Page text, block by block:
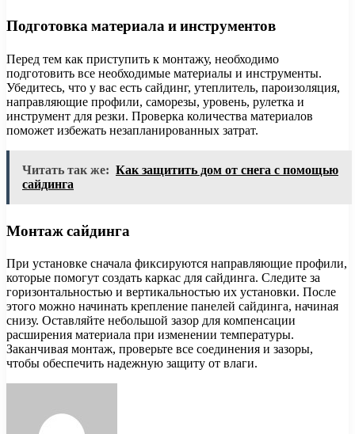
Подготовка материала и инструментов
Перед тем как приступить к монтажу, необходимо
подготовить все необходимые материалы и инструменты.
Убедитесь, что у вас есть сайдинг, утеплитель, пароизоляция,
направляющие профили, саморезы, уровень, рулетка и
инструмент для резки. Проверка количества материалов
поможет избежать незапланированных затрат.
Читать так же: Как защитить дом от снега с помощью
сайдинга
Монтаж сайдинга
При установке сначала фиксируются направляющие профили,
которые помогут создать каркас для сайдинга. Следите за
горизонтальностью и вертикальностью их установки. После
этого можно начинать крепление панелей сайдинга, начиная
снизу. Оставляйте небольшой зазор для компенсации
расширения материала при изменении температуры.
Заканчивая монтаж, проверьте все соединения и зазоры,
чтобы обеспечить надежную защиту от влаги.